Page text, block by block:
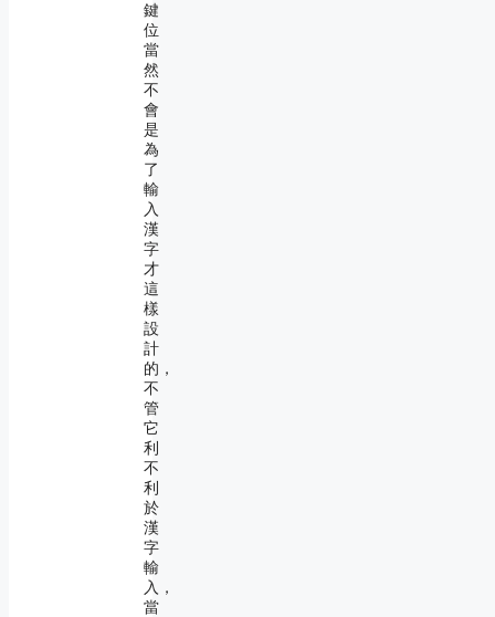
鍵
位
當
然
不
會
是
為
了
輸
入
漢
字
才
這
樣
設
計
的，
不
管
它
利
不
利
於
漢
字
輸
入，
當